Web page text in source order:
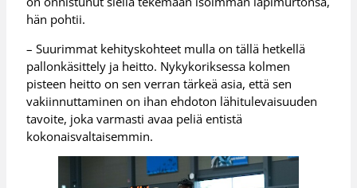
hän pohtii.
– Suurimmat kehityskohteet mulla on tällä hetkellä
pallonkäsittely ja heitto. Nykykoriksessa kolmen
pisteen heitto on sen verran tärkeä asia, että sen
vakiinnuttaminen on ihan ehdoton lähitulevaisuuden
tavoite, joka varmasti avaa peliä entistä
kokonaisvaltaisemmin.